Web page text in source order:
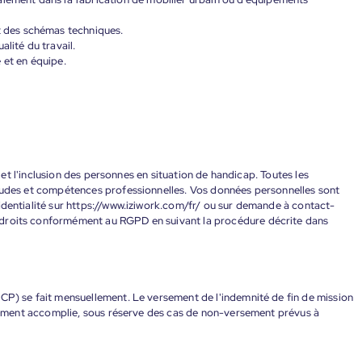
schémas techniques.
du travail.
en équipe.
l'inclusion des personnes en situation de handicap. Toutes les
et compétences professionnelles. Vos données personnelles sont
sur https://www.iziwork.com/fr/ ou sur demande à contact-
conformément au RGPD en suivant la procédure décrite dans
se fait mensuellement. Le versement de l'indemnité de fin de mission
accomplie, sous réserve des cas de non-versement prévus à